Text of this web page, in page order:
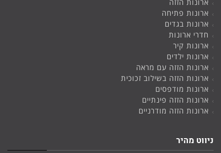
ארונות פתיחה
ארונות בגדים
חדרי ארונות
ארונות קיר
ארונות ילדים
ארונות הזזה עם מראה
ארונות הזזה בשילוב זכוכית
ארונות מודפסים
ארונות הזזה פינתיים
ארונות הזזה מודרניים
ניווט מהיר